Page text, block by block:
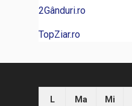
2Gânduri.ro
TopZiar.ro
L Ma Mi